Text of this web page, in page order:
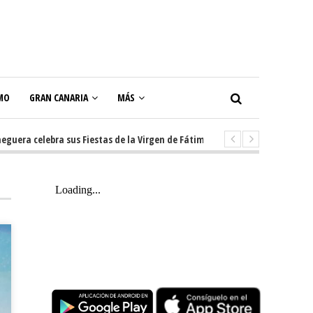
GRAN CANARIA MÁS
celebra sus Fiestas de la Virgen de Fátima con diez días de tradición,